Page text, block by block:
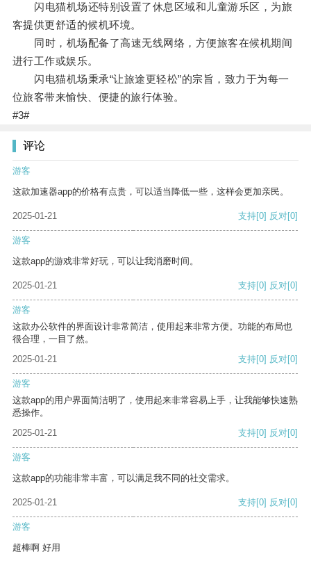
闪电猫机场还特别设置了休息区域和儿童游乐区，为旅
客提供更舒适的候机环境。
同时，机场配备了高速无线网络，方便旅客在候机期间
进行工作或娱乐。
闪电猫机场秉承“让旅途更轻松”的宗旨，致力于为每一
位旅客带来愉快、便捷的旅行体验。
#3#
评论
游客
这款加速器app的价格有点贵，可以适当降低一些，这样会更加亲民。
2025-01-21 支持[0] 反对[0]
游客
这款app的游戏非常好玩，可以让我消磨时间。
2025-01-21 支持[0] 反对[0]
游客
这款办公软件的界面设计非常简洁，使用起来非常方便。功能的布局也
很合理，一目了然。
2025-01-21
支持[0] 反对[0]
游客
这款app的用户界面简洁明了，使用起来非常容易上手，让我能够快速熟
悉操作。
2025-01-21
支持[0] 反对[0]
游客
这款app的功能非常丰富，可以满足我不同的社交需求。
2025-01-21 支持[0] 反对[0]
游客
超棒啊 好用